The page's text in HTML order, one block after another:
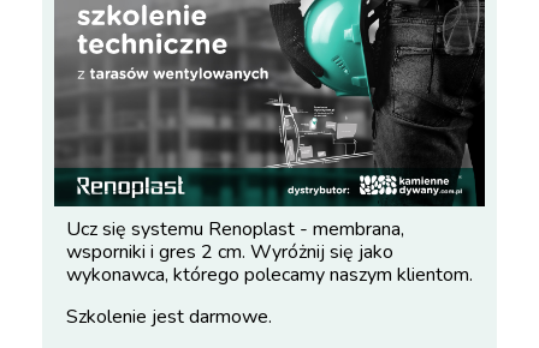
Ucz się systemu Renoplast - membrana,
wsporniki i gres 2 cm. Wyróżnij się jako
wykonawca, którego polecamy naszym klientom.
Szkolenie jest darmowe.